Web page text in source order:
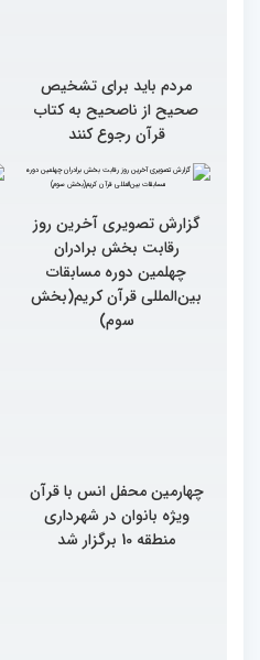
مردم باید برای تشخیص
صحیح از ناصحیح به کتاب
قرآن رجوع کنند
گزارش تصویری آخرین روز
رقابت بخش برادران
چهلمین دوره مسابقات
بین‌المللی قرآن کریم(بخش
سوم)
چهارمین محفل انس با قرآن
ویژه بانوان در شهرداری
منطقه 10 برگزار شد